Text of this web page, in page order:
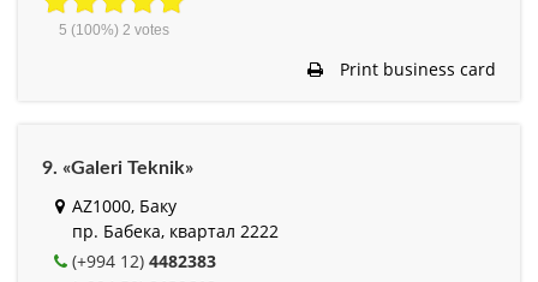
5 (100%) 2 votes
Print business card
9. «Galeri Teknik»
AZ1000, Баку
пр. Бабека, квартал 2222
(+994 12) 4482383